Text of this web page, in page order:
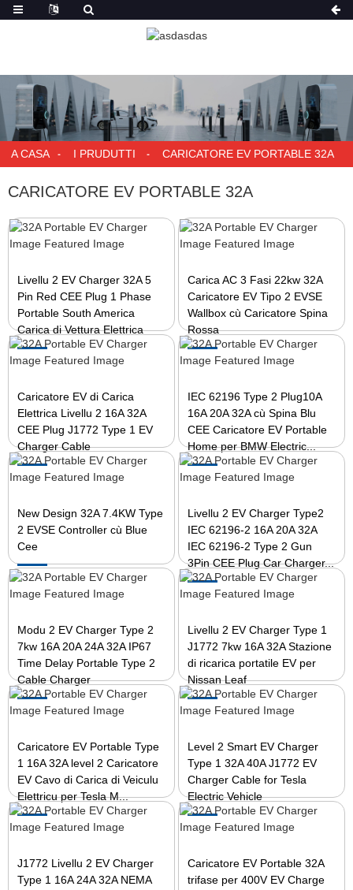
A CASA I PRUDUTTI CARICATORE EV PORTABLE 32A
CARICATORE EV PORTABLE 32A
Livellu 2 EV Charger 32A 5
Pin Red CEE Plug 1 Phase
Portable South America
Carica di Vettura Elettrica
Carica AC 3 Fasi 22kw 32A
Caricatore EV Tipo 2 EVSE
Wallbox cù Caricatore Spina
Rossa
Caricatore EV di Carica
Elettrica Livellu 2 16A 32A
CEE Plug J1772 Type 1 EV
Charger Cable
IEC 62196 Type 2 Plug10A
16A 20A 32A cù Spina Blu
CEE Caricatore EV Portable
Home per BMW Electric...
New Design 32A 7.4KW Type
2 EVSE Controller cù Blue
Cee
Livellu 2 EV Charger Type2
IEC 62196-2 16A 20A 32A
IEC 62196-2 Type 2 Gun
3Pin CEE Plug Car Charger...
Modu 2 EV Charger Type 2
7kw 16A 20A 24A 32A IP67
Time Delay Portable Type 2
Cable Charger
Livellu 2 EV Charger Type 1
J1772 7kw 16A 32A Stazione
di ricarica portatile EV per
Nissan Leaf
Caricatore EV Portable Type
1 16A 32A level 2 Caricatore
EV Cavo di Carica di Veiculu
Elettricu per Tesla M...
Level 2 Smart EV Charger
Type 1 32A 40A J1772 EV
Charger Cable for Tesla
Electric Vehicle
J1772 Livellu 2 EV Charger
Type 1 16A 24A 32A NEMA
Caricatore EV Portable 32A
trifase per 400V EV Charge